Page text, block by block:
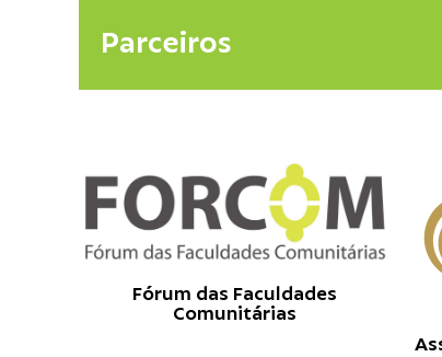
Parceiros
Fórum das Faculdades
Comunitárias